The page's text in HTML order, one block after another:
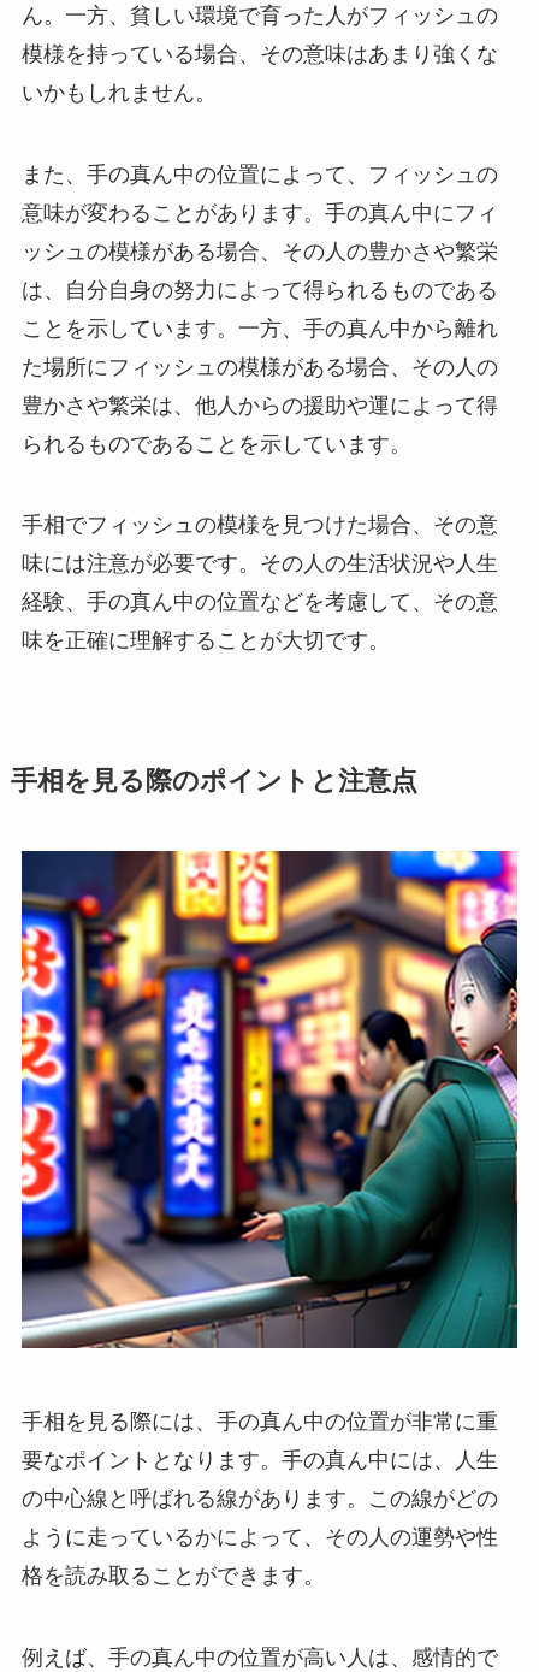
ん。一方、貧しい環境で育った人がフィッシュの
模様を持っている場合、その意味はあまり強くな
いかもしれません。
また、手の真ん中の位置によって、フィッシュの
意味が変わることがあります。手の真ん中にフィ
ッシュの模様がある場合、その人の豊かさや繁栄
は、自分自身の努力によって得られるものである
ことを示しています。一方、手の真ん中から離れ
た場所にフィッシュの模様がある場合、その人の
豊かさや繁栄は、他人からの援助や運によって得
られるものであることを示しています。
手相でフィッシュの模様を見つけた場合、その意
味には注意が必要です。その人の生活状況や人生
経験、手の真ん中の位置などを考慮して、その意
味を正確に理解することが大切です。
手相を見る際のポイントと注意点
手相を見る際には、手の真ん中の位置が非常に重
要なポイントとなります。手の真ん中には、人生
の中心線と呼ばれる線があります。この線がどの
ように走っているかによって、その人の運勢や性
格を読み取ることができます。
例えば、手の真ん中の位置が高い人は、感情的で